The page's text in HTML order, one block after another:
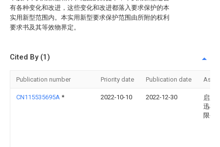
有各种变化和改进，这些变化和改进都落入要求保护的本
实用新型范围内。本实用新型要求保护范围由所附的权利
要求书及其等效物界定。
Cited By (1)
Publication number Priority date Publication date
CN115535695A * 2022-10-10 2022-12-30
启东
迅机
限公